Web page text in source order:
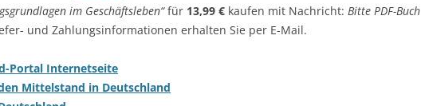
im Geschäftsleben“für 13,99 € kaufen mit Nachricht: Bitte PDF-Buch
und Zahlungsinformationen erhalten Sie per E-Mail.
Portal Internetseite
Mittelstand in Deutschland